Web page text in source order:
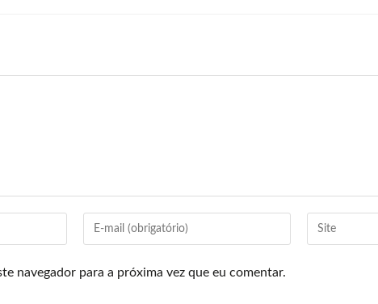
navegador para a próxima vez que eu comentar.